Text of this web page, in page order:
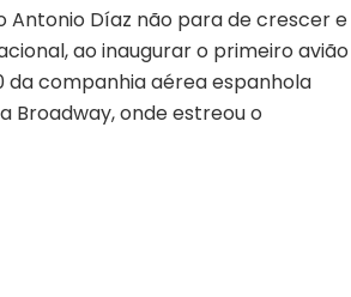
CATALÃO
“APARECE”
FUSELAGEM
DE
Antonio Díaz não para de crescer e
ao inaugurar o primeiro avião
da companhia aérea espanhola
Broadway, onde estreou o